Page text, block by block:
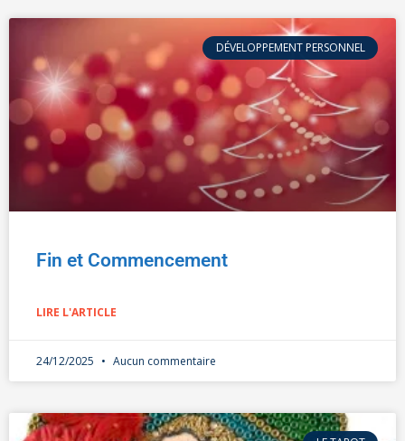
DÉVELOPPEMENT PERSONNEL
Fin et Commencement
LIRE L'ARTICLE
24/12/2025 Aucun commentaire